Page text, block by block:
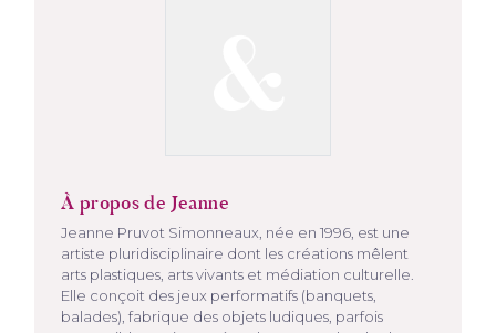
À propos de Jeanne
Jeanne Pruvot Simonneaux, née en 1996, est une
artiste pluridisciplinaire dont les créations mêlent
arts plastiques, arts vivants et médiation culturelle.
Elle conçoit des jeux performatifs (banquets,
balades), fabrique des objets ludiques, parfois